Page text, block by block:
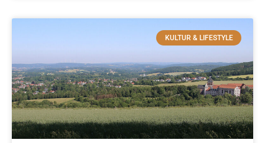
KULTUR & LIFESTYLE